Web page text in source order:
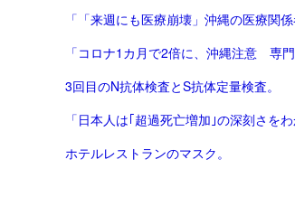
「「来週にも医療崩壊」沖縄の医療関
「コロナ1カ月で2倍に、沖縄注意 専
3回目のN抗体検査とS抗体定量検査。
ホテルレストランのマスク。